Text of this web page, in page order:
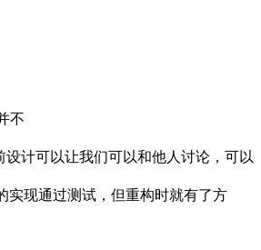
不
计可以让我们可以和他人讨论，可以
实现通过测试，但重构时就有了方